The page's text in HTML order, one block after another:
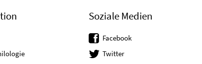
Soziale Medien
Facebook
Twitter